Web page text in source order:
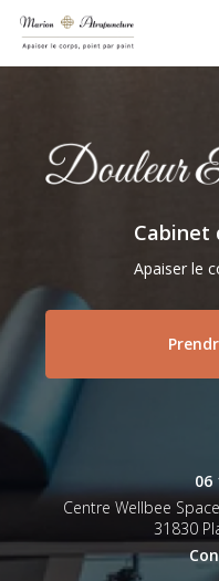
Aller
contenu
principal
Cabinet
Apaiser le
06
Centre Wellbee
31830